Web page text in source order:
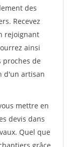
des
Recevez
rejoignant
ainsi
proches de
d'un artisan
mettre en
devis dans
Quel que